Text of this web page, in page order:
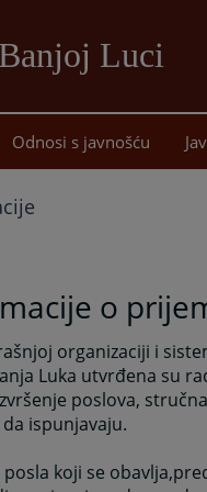
Luci
Odnosi s javnošću
o
organizaciji i
Luka utvrđena su
poslova,
ispunjavaju.
koji se